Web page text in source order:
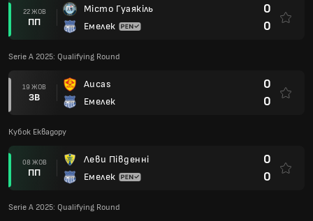
22 ЖОВ
ПП
Місто Гуаякіль
Емелек
0
0
Serie A 2025: Qualifying Round
19 ЖОВ
ЗВ
Aucas
Емелек
0
0
Кубок Еквадору
08 ЖОВ
ПП
Леви Південні
Емелек
0
0
Serie A 2025: Qualifying Round